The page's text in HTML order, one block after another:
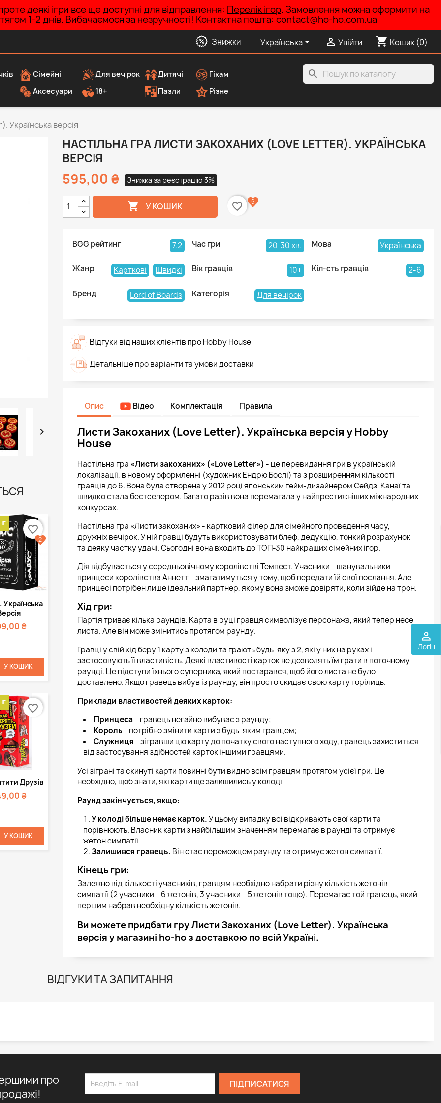
деякі ігри все ще доступні для відправлення: Перелік ігор. Замовлення можна оформити на
1-2 днів. Вибачаємося за незручності! Контактна пошта: contact@ho-ho.com.ua
Знижки Українська  Увійти shopping_cart Кошик (0)
Сімейні Для вечірок Дитячі
Гікам
Аксесуари
18+ Пазли Різне
search
perm_identity
Логін
Українська версія

Українська
₴
У КОШИК
favorite_border
2
Друзів
₴
У КОШИК
favorite_border
НАСТІЛЬНА ГРА ЛИСТИ ЗАКОХАНИХ (LOVE LETTER). УКРАЇНСЬКА
ВЕРСІЯ
595,00 ₴ Знижка за реєстрацію 3%
 У КОШИК favorite_border 6
BGG рейтинг 7.2 Час гри 20-30 хв. Мова Українська
Жанр Карткові Швидкі Вік гравців 10+ Кіл-сть гравців 2-6
Бренд Lord of Boards Категорія Для вечірок
Відгуки від наших клієнтів про Hobby House
Детальніше про варіанти та умови доставки
Опис Відео Комплектація Правила
Листи Закоханих (Love Letter). Українська версія у Hobby
House
Настільна гра «Листи закоханих» («Love Letter») - це перевидання гри в українській
локалізації, в новому оформленні (художник Ендрю Бослі) та з розширенням кількості
гравців до 6. Вона була створена у 2012 році японським гейм-дизайнером Сейдзі Канаї та
швидко стала бестселером. Багато разів вона перемагала у найпрестижніших міжнародних
конкурсах.
Настільна гра «Листи закоханих» - картковий філер для сімейного проведення часу,
дружніх вечірок. У ній гравці будуть використовувати блеф, дедукцію, тонкий розрахунок
та деяку частку удачі. Сьогодні вона входить до ТОП-30 найкращих сімейних ігор.
Дія відбувається у середньовічному королівстві Темпест. Учасники – шанувальники
принцеси королівства Аннетт – змагатимуться у тому, щоб передати їй свої послання. Але
принцесі потрібен лише ідеальний партнер, якому вона зможе довіряти, коли зійде на трон.
Хід гри:
Партія триває кілька раундів. Карта в руці гравця символізує персонажа, який тепер несе
листа. Але він може змінитись протягом раунду.
Гравці у свій хід беру 1 карту з колоди та грають будь-яку з 2, які у них на руках і
застосовують її властивість. Деякі властивості карток не дозволять їм грати в поточному
раунді. Це підступи їхнього суперника, який постарався, щоб його листа не було
доставлено. Якщо гравець вибув із раунду, він просто скидає свою карту горілиць.
Приклади властивостей деяких карток:
Принцеса – гравець негайно вибуває з раунду;
Король - потрібно змінити карти з будь-яким гравцем;
Служниця - зігравши цю карту до початку свого наступного ходу, гравець захиститься
від застосування здібностей карток іншими гравцями.
Усі зіграні та скинуті карти повинні бути видно всім гравцям протягом усієї гри. Це
необхідно, щоб знати, які карти ще залишились у колоді.
Раунд закінчується, якщо:
У колоді більше немає карток.У цьому випадку всі відкривають свої карти та
порівнюють. Власник карти з найбільшим значенням перемагає в раунді та отримує
жетон симпатії.
Залишився гравець. Він стає переможцем раунду та отримує жетон симпатії.
Кінець гри:
Залежно від кількості учасників, гравцям необхідно набрати різну кількість жетонів
симпатії (2 учасники – 6 жетонів, 3 учасники – 5 жетонів тощо). Перемагає той гравець, який
першим набрав необхідну кількість жетонів.
Ви можете придбати гру Листи Закоханих (Love Letter). Українська
версія у магазині ho-ho з доставкою по всій Україні.
ВІДГУКИ ТА ЗАПИТАННЯ
про